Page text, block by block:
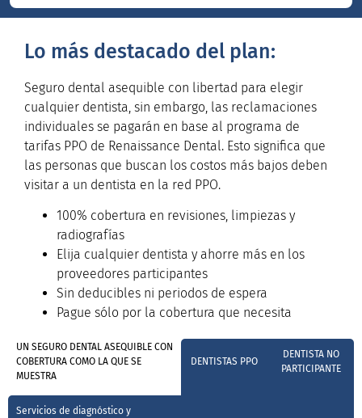
Lo más destacado del plan:
Seguro dental asequible con libertad para elegir
cualquier dentista, sin embargo, las reclamaciones
individuales se pagarán en base al programa de
tarifas PPO de Renaissance Dental. Esto significa que
las personas que buscan los costos más bajos deben
visitar a un dentista en la red PPO.
100% cobertura en revisiones, limpiezas y
radiografías
Elija cualquier dentista y ahorre más en los
proveedores participantes
Sin deducibles ni periodos de espera
Pague sólo por la cobertura que necesita
UN SEGURO DENTAL ASEQUIBLE CON
COBERTURA COMO LA QUE SE
MUESTRA
DENTISTAS PPO
DENTISTA NO
PARTICIPANTE
Servicios de diagnóstico y